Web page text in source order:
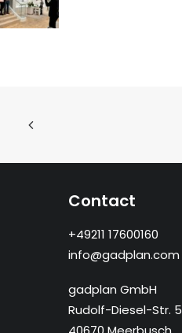
Contact
+49211 17600160
info@gadplan.com
gadplan GmbH
Rudolf-Diesel-Str. 5